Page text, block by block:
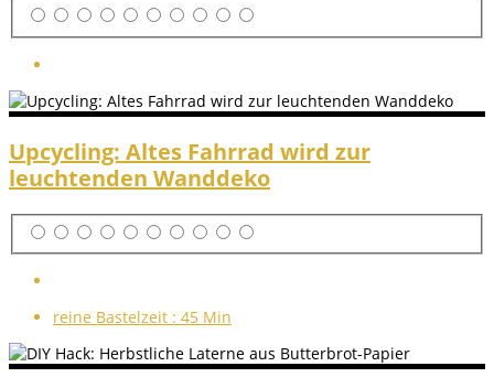
Upcycling: Altes Fahrrad wird zur
leuchtenden Wanddeko
reine Bastelzeit : 45 Min